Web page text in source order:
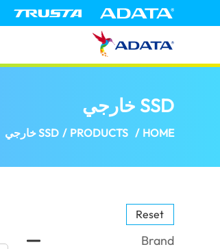
SSD خارجي
HOME
/
PRODUCTS
/ SSD خارجي
Reset
Brand